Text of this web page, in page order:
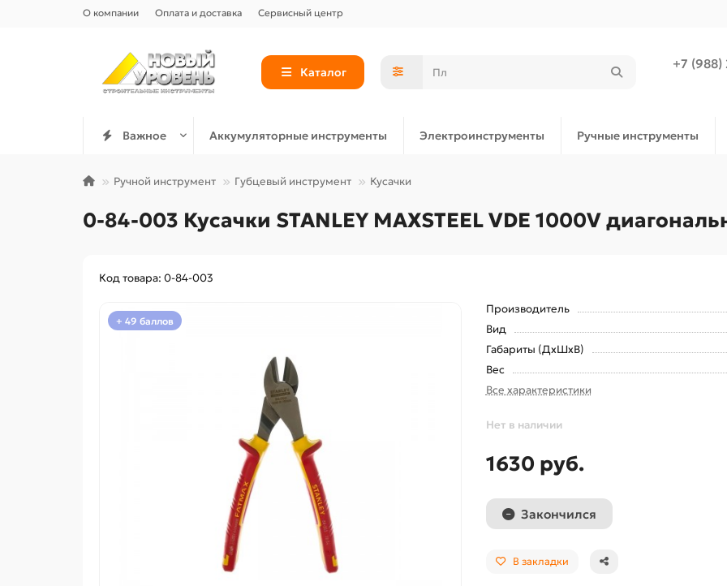
О компании Оплата и доставка Сервисный центр
Каталог
+7 (988)
Важное Аккумуляторные инструменты Электроинструменты Ручные инструменты
Ручной инструмент Губцевый инструмент Кусачки
0-84-003 Кусачки STANLEY MAXSTEEL VDE 1000V
Код товара: 0-84-003
+ 49 баллов
Производитель
Вид
Габариты (ДхШхВ)
Вес
Все характеристики
Нет в наличии
1630 руб.
Закончился
В закладки